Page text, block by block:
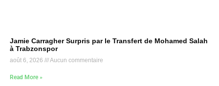
Jamie Carragher Surpris par le Transfert de Mohamed Salah
à Trabzonspor
août 6, 2026 Aucun commentaire
Read More »